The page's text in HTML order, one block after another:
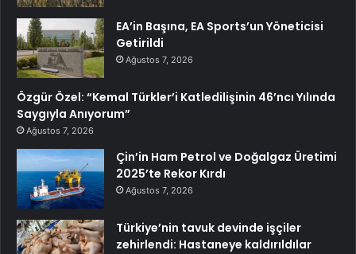
EA’in Başına, EA Sports’un Yöneticisi
Getirildi
Ağustos 7, 2026
Özgür Özel: “Kemal Türkler’i Katledilişinin 46’ncı Yılında
Saygıyla Anıyorum”
Ağustos 7, 2026
Çin’in Ham Petrol ve Doğalgaz Üretimi
2025’te Rekor Kırdı
Ağustos 7, 2026
Türkiye’nin tavuk devinde işçiler
zehirlendi: Hastaneye kaldırıldılar